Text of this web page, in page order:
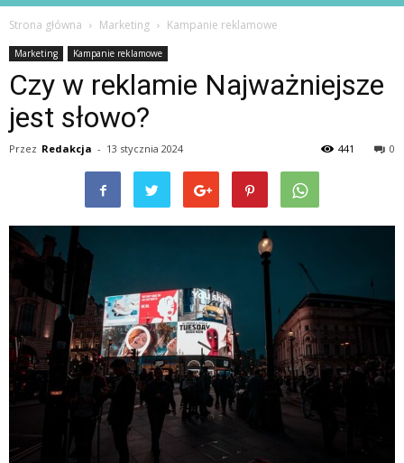
Strona główna Marketing Kampanie reklamowe
Marketing Kampanie reklamowe
Czy w reklamie Najważniejsze
jest słowo?
Przez Redakcja - 13 stycznia 2024 0
441